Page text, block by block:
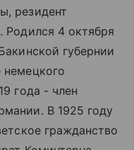
резидент
Родился 4 октября
губернии
немецкого
года - член
В 1925 году
гражданство